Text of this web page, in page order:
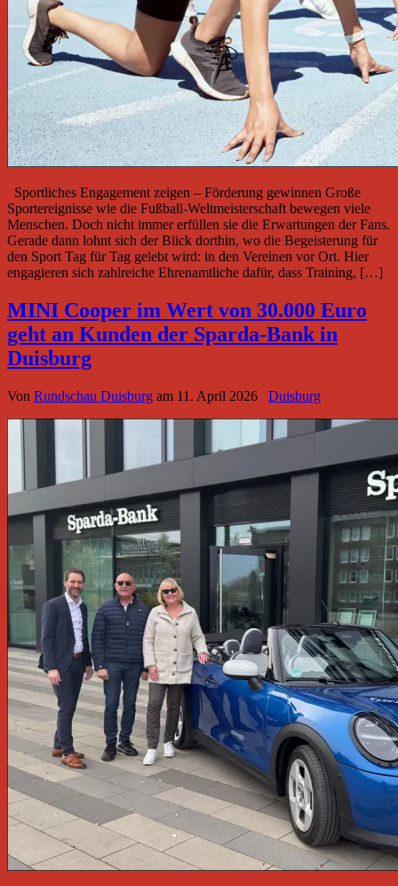
Sportliches Engagement zeigen – Förderung gewinnen Große
Sportereignisse wie die Fußball-Weltmeisterschaft bewegen viele
Menschen. Doch nicht immer erfüllen sie die Erwartungen der Fans.
Gerade dann lohnt sich der Blick dorthin, wo die Begeisterung für
den Sport Tag für Tag gelebt wird: in den Vereinen vor Ort. Hier
engagieren sich zahlreiche Ehrenamtliche dafür, dass Training, […]
MINI Cooper im Wert von 30.000 Euro
geht an Kunden der Sparda-Bank in
Duisburg
Von Rundschau Duisburg am 11. April 2026 Duisburg